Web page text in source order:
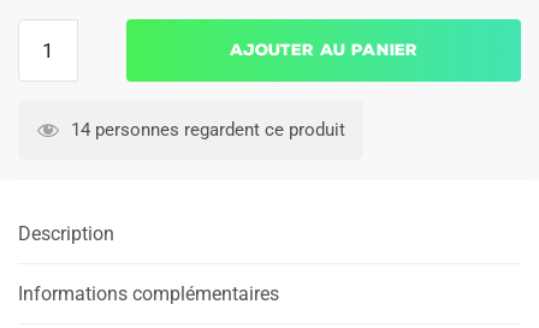
Ajax
Femme
Ajouter au panier
14 personnes regardent ce produit
Description
Informations complémentaires